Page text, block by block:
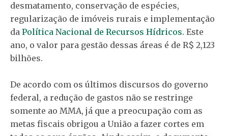
desmatamento, conservação de espécies,
regularização de imóveis rurais e implementação
da Política Nacional de Recursos Hídricos. Este
ano, o valor para gestão dessas áreas é de R$ 2,123
bilhões.
De acordo com os últimos discursos do governo
federal, a redução de gastos não se restringe
somente ao MMA, já que a preocupação com as
metas fiscais obrigou a União a fazer cortes em